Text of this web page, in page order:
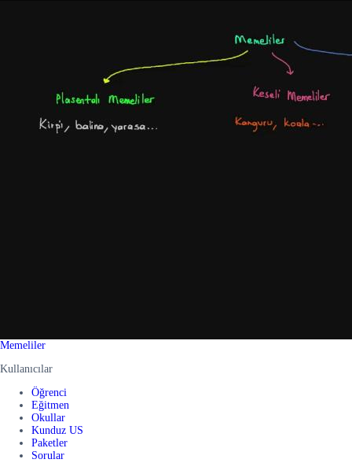
Memeliler
Kullanıcılar
Öğrenci
Eğitmen
Okullar
Kunduz US
Paketler
Sorular